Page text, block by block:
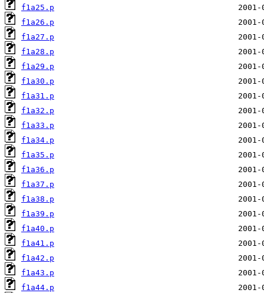
f1a25.p
f1a26.p
f1a27.p
f1a28.p
f1a29.p
f1a30.p
f1a31.p
f1a32.p
f1a33.p
f1a34.p
f1a35.p
f1a36.p
f1a37.p
f1a38.p
f1a39.p
f1a40.p
f1a41.p
f1a42.p
f1a43.p
f1a44.p